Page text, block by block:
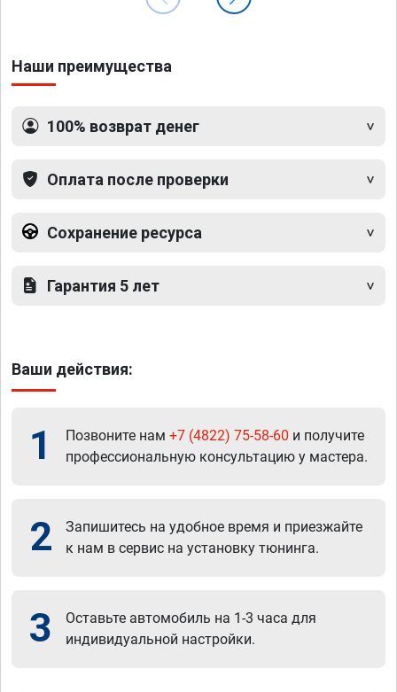
Наши преимущества
100% возврат денег
Оплата после проверки
Сохранение ресурса
Гарантия 5 лет
Ваши действия:
1 Позвоните нам +7 (4822) 75-58-60 и получите
профессиональную консультацию у мастера.
2
Запишитесь на удобное время и приезжайте
к нам в сервис на установку тюнинга.
3
Оставьте автомобиль на 1-3 часа для
индивидуальной настройки.